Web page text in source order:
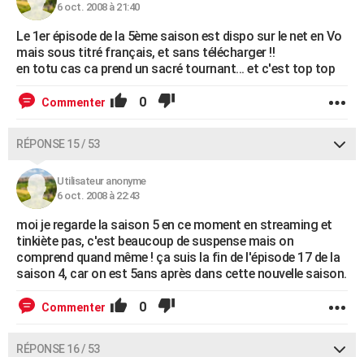
6 oct. 2008 à 21:40
Le 1er épisode de la 5ème saison est dispo sur le net en Vo
mais sous titré français, et sans télécharger !!
en totu cas ca prend un sacré tournant... et c'est top top
Commenter 0
RÉPONSE 15 / 53
Utilisateur anonyme
6 oct. 2008 à 22:43
moi je regarde la saison 5 en ce moment en streaming et
tinkiète pas, c'est beaucoup de suspense mais on
comprend quand même ! ça suis la fin de l'épisode 17 de la
saison 4, car on est 5ans après dans cette nouvelle saison.
Commenter 0
RÉPONSE 16 / 53